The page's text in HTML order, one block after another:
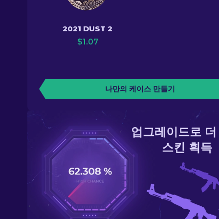
2021 DUST 2
$1.07
나만의 케이스 만들기
업그레이드로
스킨 획득